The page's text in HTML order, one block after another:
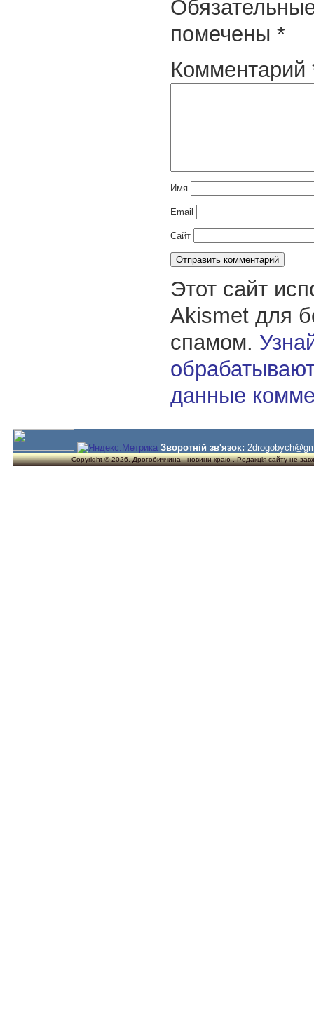
помечены *
Комментарий
Имя
Email
Сайт
Этот сайт
Akismet для
спамом.
данные
Зворотній зв'язок:
Copyright © 2026. Дрогобиччина - новини краю . Редакція сайту не